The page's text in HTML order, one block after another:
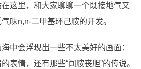
这里，和大家聊聊一个既接地气又
味n,n-二甲基环己胺的开发。
中会浮现出一些不太美好的画面：
表情，还有那些“闻胺丧胆”的传说。